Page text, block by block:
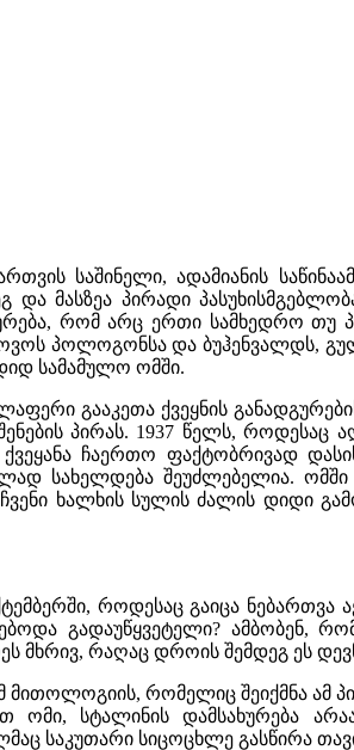
საშინელი,ადამიანის
და მასზეა პირადი
, რომ არც ერთი სამხედრო თუ
პოლოგონსა და ბუჰენვალდს,
სამამულო ომში.
გააკეთა ქვეყნის
პირას. 1937 წელს,როდესაც
ჩაერთო ფაქტობრივად
სახელდება შეუძლებელია. ომში
ჩვენი ხალხის სულის ძალის დიდი
, როდესაც გაიცა ნებართვა
გადაუწყვეტელი? ამბობენ,
მხრივ, რაღაც დროის შემდეგ ეს
მითოლოგიის, რომელიც შეიქმნა ამ
ომი, სტალინის დამსახურება
საკუთარი სიცოცხლე გასწირა